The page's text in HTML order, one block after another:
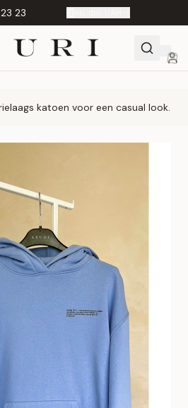
23
account
katoen voor een casual look.